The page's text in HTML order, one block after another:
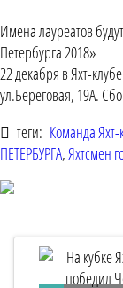
Имена лауреатов
Петербурга 2018»
22 декабря в Яхт-
ул.Береговая, 19А.
теги: Команда
ПЕТЕРБУРГА,Яхтсмен